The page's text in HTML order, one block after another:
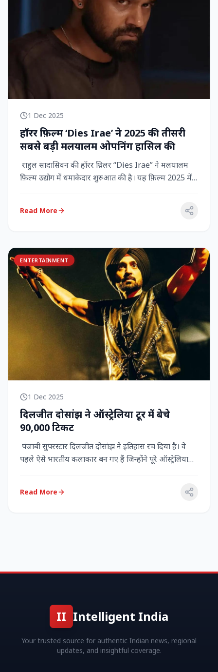
1 Dec 2025
हॉरर फ़िल्म ‘Dies Irae’ ने 2025 की तीसरी
सबसे बड़ी मलयालम ओपनिंग हासिल की
राहुल सादासिवन की हॉरर थ्रिलर “Dies Irae” ने मलयालम
फ़िल्म उद्योग में धमाकेदार शुरुआत की है। यह फ़िल्म 2025 में
Read More
ENTERTAINMENT
1 Dec 2025
दिलजीत दोसांझ ने ऑस्ट्रेलिया टूर में बेचे
90,000 टिकट
पंजाबी सुपरस्टार दिलजीत दोसांझ ने इतिहास रच दिया है। वे
पहले ऐसे भारतीय कलाकार बन गए हैं जिन्होंने पूरे ऑस्ट्रेलिया
Read More
II Intelligent India
Your trusted source for authentic Indian news, regional
updates, and insightful coverage.